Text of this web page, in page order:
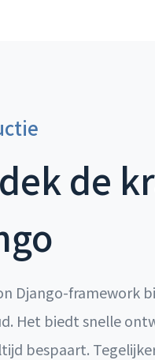
de
Django-framework
Het biedt snelle
bespaart.